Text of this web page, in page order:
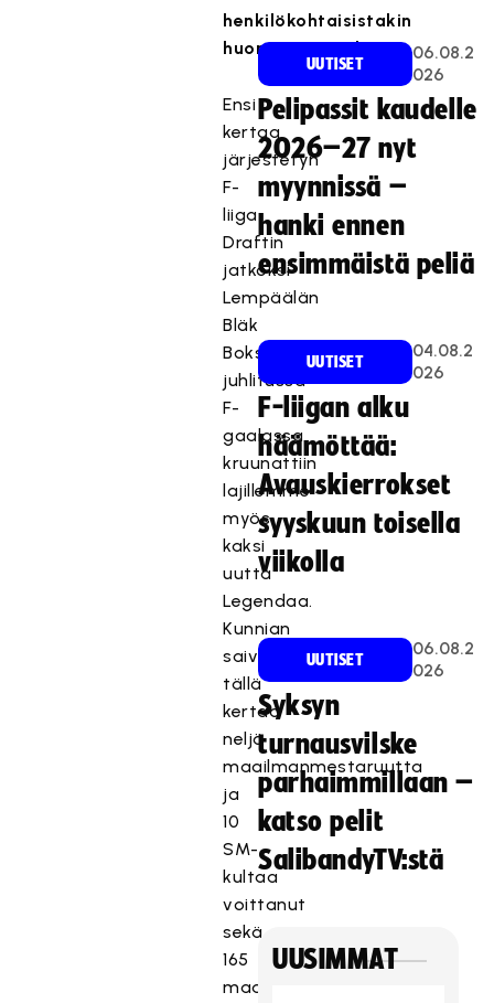
henkilökohtaisistakin
huomionosoituksista.
Ensi
kertaa
järjestetyn
F-
liiga
Draftin
jatkoksi
Lempäälän
Bläk
Boksissa
juhlitussa
F-
gaalassa
kruunattiin
lajillemme
myös
kaksi
uutta
Legendaa.
Kunnian
saivat
tällä
kertaa
neljä
maailmanmestaruutta
ja
10
SM-
kultaa
voittanut
sekä
165
maaottelua
UUTISET
06.08.2
026
Pelipassit kaudelle
2026–27 nyt
myynnissä –
hanki ennen
ensimmäistä peliä
UUTISET
04.08.2
026
F-liigan alku
häämöttää:
Avauskierrokset
syyskuun toisella
viikolla
UUTISET
06.08.2
026
Syksyn
turnausvilske
parhaimmillaan –
katso pelit
SalibandyTV:stä
UUSIMMAT